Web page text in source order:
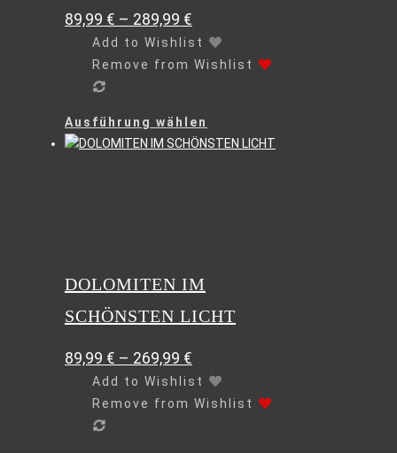
89,99 € – 289,99 €
Add to Wishlist
Remove from Wishlist
Ausführung wählen
Produkt
der
werden
DOLOMITEN IM
SCHÖNSTEN LICHT
89,99 € – 269,99 €
Add to Wishlist
Remove from Wishlist